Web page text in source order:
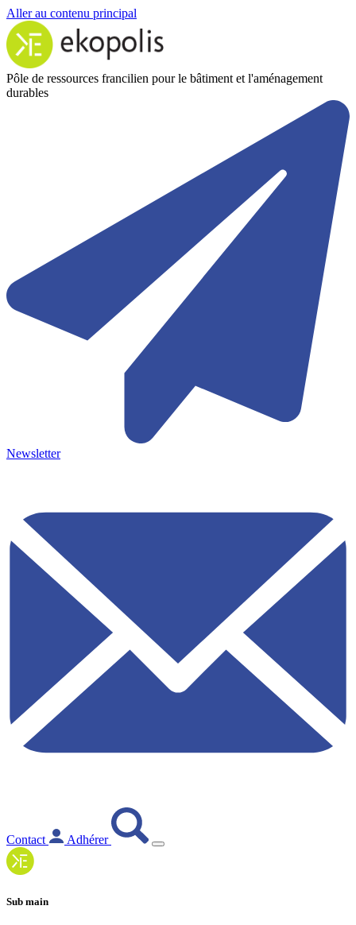
Aller au contenu principal
Pôle de ressources francilien pour le bâtiment et l'aménagement
durables
Newsletter
Contact Adhérer
Sub main